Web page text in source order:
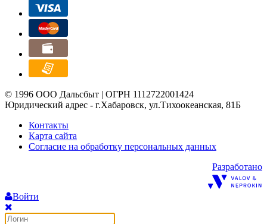
© 1996 ООО Дальсбыт | ОГРН 1112722001424
Юридический адрес - г.Хабаровск, ул.Тихоокеанская, 81Б
Контакты
Карта сайта
Согласие на обработку персональных данных
Разработано
Войти